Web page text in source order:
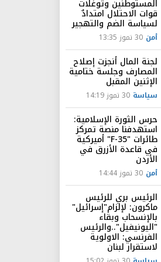
المستوطنين وتوغلات
قوات الاحتلال امتدادٌ
لسياسة الضم والتهجير
أمن 30 تموز 13:35
لجنة المال أنجزت إصلاح
المصارف وجلسة ختامية
الإثنين المقبل
سياسة 30 تموز 14:19
حرس الثورة الإسلامية:
استهدفنا منصة تمركز
طائرات "F-35" أميركية
في قاعدة الأزرق في
الأردن
أمن 30 تموز 14:44
الرئيس بري للرئيس
ماكرون: لإلزام"إسرائيل"
بالإنسحاب وبقاء
"اليونيفيل"..والرئيس
الفرنسي: الاولوية
لاستقرار لبنان